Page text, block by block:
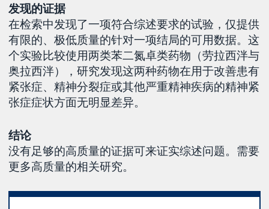
发现的证据
在检索中发现了一项符合综述要求的试验，仅提供
有限的、极低质量的针对一项结局的可用数据。这
个实验比较使用两类苯二氮卓类药物（劳拉西泮与
奥拉西泮），研究发现这两种药物在用于改善患有
紧张症、精神分裂症或其他严重精神疾病的精神紧
张症症状方面无明显差异。
结论
没有足够的高质量的证据可来证实综述问题。需要
更多高质量的相关研究。